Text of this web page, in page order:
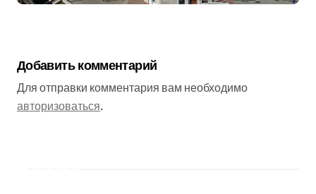
Добавить комментарий
Для отправки комментария вам необходимо
авторизоваться.